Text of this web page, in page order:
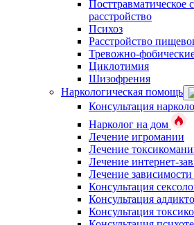
Посттравматическое
расстройство
Психоз
Расстройство
Тревожно-
Циклотимия
Шизофрения
Наркологическая помощь
Консультация
Нарколог на дом
Лечение игромании
Лечение
Лечение интернет-
Лечение зависимости
Консультация
Консультация
Консультация